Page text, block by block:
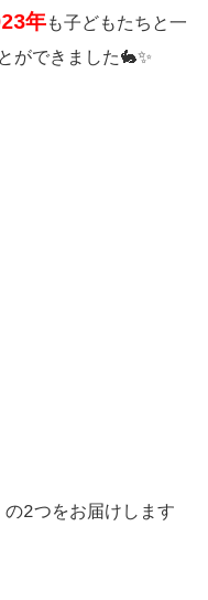
年も子どもたちと一
ができました🐇✨
の2つをお届けします